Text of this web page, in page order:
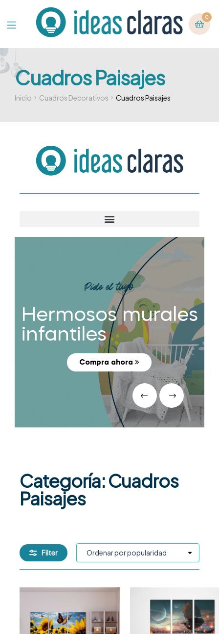
0
Cuadros Paisajes
Inicio Cuadros Decorativos Cuadros Paisajes
Pide el tuyo
Hermosos murales
infantiles
Compra ahora
Categoría: Cuadros
Paisajes
Filter